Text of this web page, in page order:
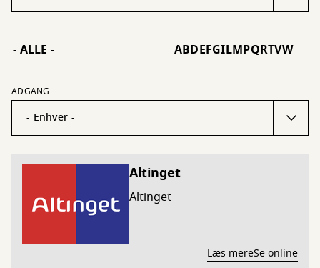
- ALLE - ABDEFGILMPQRTVW
ADGANG
Altinget
Altinget
Læs mereSe online